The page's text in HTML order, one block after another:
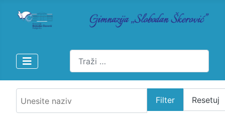
Pretraži
Filter Resetuj